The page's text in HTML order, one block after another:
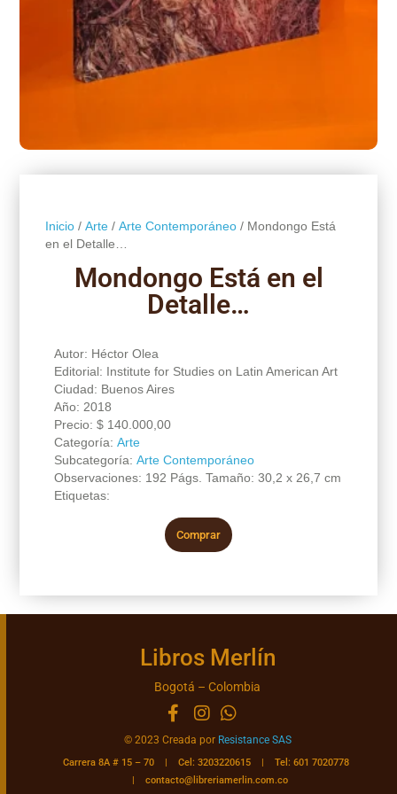
Inicio/ Arte/ Arte Contemporáneo/ Mondongo Está
en el Detalle…
Mondongo Está en el
Detalle…
Autor: Héctor Olea
Editorial: Institute for Studies on Latin American Art
Ciudad: Buenos Aires
Año: 2018
Precio: $140.000,00
Categoría: Arte
Subcategoría: Arte Contemporáneo
Observaciones: 192 Págs. Tamaño: 30,2 x 26,7 cm
Etiquetas:
Comprar
Libros Merlín
Bogotá – Colombia
© 2023 Creada por Resistance SAS
Carrera 8A # 15 – 70 | Cel: 3203220615 | Tel: 601 7020778
|contacto@libreriamerlin.com.co